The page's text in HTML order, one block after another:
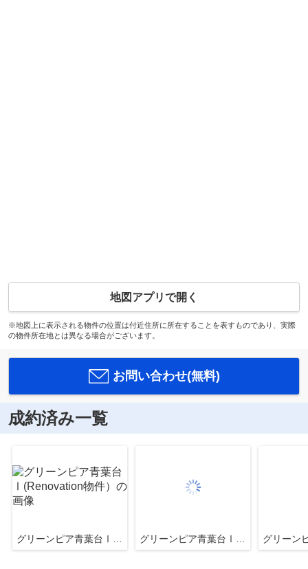
地図アプリで開く
※地図上に表示される物件の位置は付近住所に所在することを表すものであり、実際
の物件所在地とは異なる場合がございます。
お問い合わせ(無料)
成約済み一覧
グリーンピア青葉台Ⅰ(Renovation物件） グリーンピア青葉台Ⅰ(Renovation物件）